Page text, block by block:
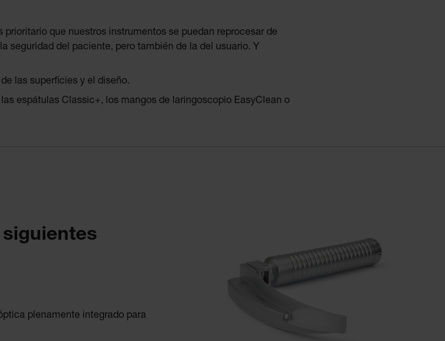
que nuestros instrumentos se puedan reprocesar de
seguridad del paciente, pero también de la del usuario. Y
las superficies y el diseño.
espátulas Classic+, los mangos de laringoscopio EasyClean o
plenamente integrado para